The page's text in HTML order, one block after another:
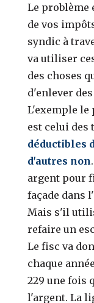
Le problème
de vos
syndic à
va utiliser
des choses
d'enlever
L'exemple
est celui des
déductibles
d'autres non
argent pour
façade dans
Mais s'il
refaire un
Le fisc va
chaque
229 une fois
l'argent. La